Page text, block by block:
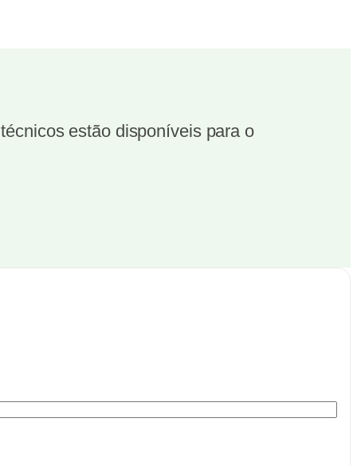
estão disponíveis para o